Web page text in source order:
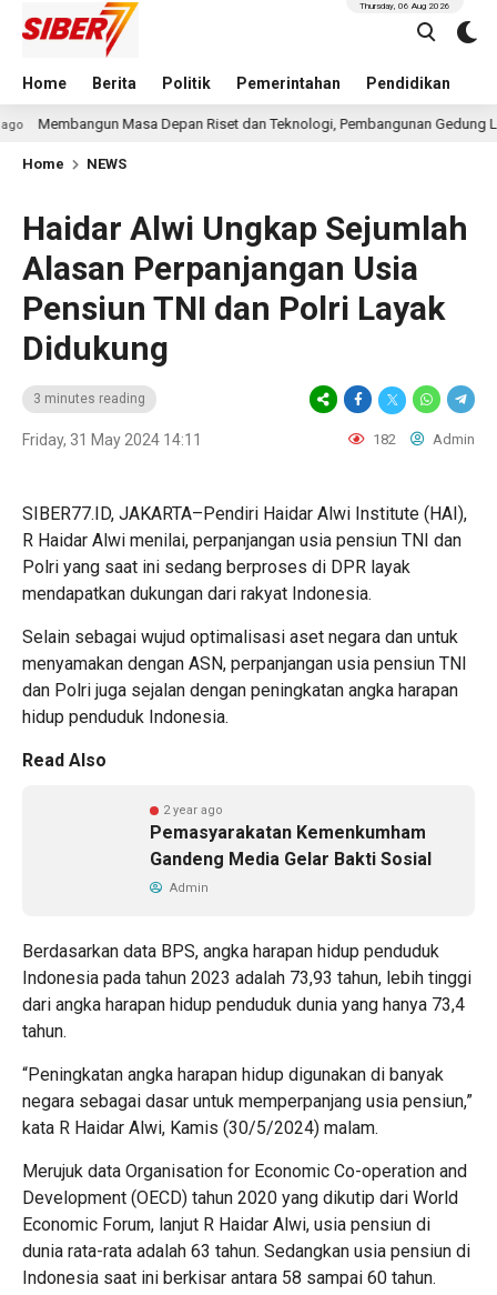
Home Berita Politik Pemerintahan Pendidikan
Thursday, 06 Aug 2026
Masa Depan Riset dan Teknologi, Pembangunan Gedung L-SSIT
Home NEWS
Haidar Alwi Ungkap Sejumlah
Alasan Perpanjangan Usia
Pensiun TNI dan Polri Layak
Didukung
3 minutes reading
Friday, 31 May 2024 14:11 182 Admin
SIBER77.ID, JAKARTA–Pendiri Haidar Alwi Institute (HAI),
R Haidar Alwi menilai, perpanjangan usia pensiun TNI dan
Polri yang saat ini sedang berproses di DPR layak
mendapatkan dukungan dari rakyat Indonesia.
Selain sebagai wujud optimalisasi aset negara dan untuk
menyamakan dengan ASN, perpanjangan usia pensiun TNI
dan Polri juga sejalan dengan peningkatan angka harapan
hidup penduduk Indonesia.
Read Also
2 year ago
Pemasyarakatan Kemenkumham
Gandeng Media Gelar Bakti Sosial
Admin
Berdasarkan data BPS, angka harapan hidup penduduk
Indonesia pada tahun 2023 adalah 73,93 tahun, lebih tinggi
dari angka harapan hidup penduduk dunia yang hanya 73,4
tahun.
“Peningkatan angka harapan hidup digunakan di banyak
negara sebagai dasar untuk memperpanjang usia pensiun,”
kata R Haidar Alwi, Kamis (30/5/2024) malam.
Merujuk data Organisation for Economic Co-operation and
Development (OECD) tahun 2020 yang dikutip dari World
Economic Forum, lanjut R Haidar Alwi, usia pensiun di
dunia rata-rata adalah 63 tahun. Sedangkan usia pensiun di
Indonesia saat ini berkisar antara 58 sampai 60 tahun.